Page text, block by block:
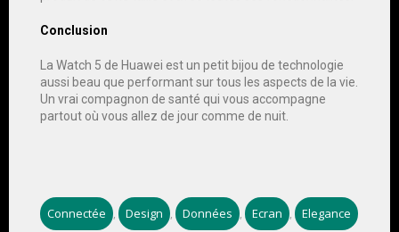
Conclusion
La Watch 5 de Huawei est un petit bijou de technologie
aussi beau que performant sur tous les aspects de la vie.
Un vrai compagnon de santé qui vous accompagne
partout où vous allez de jour comme de nuit.
Connectée , Design , Données , Ecran , Elegance